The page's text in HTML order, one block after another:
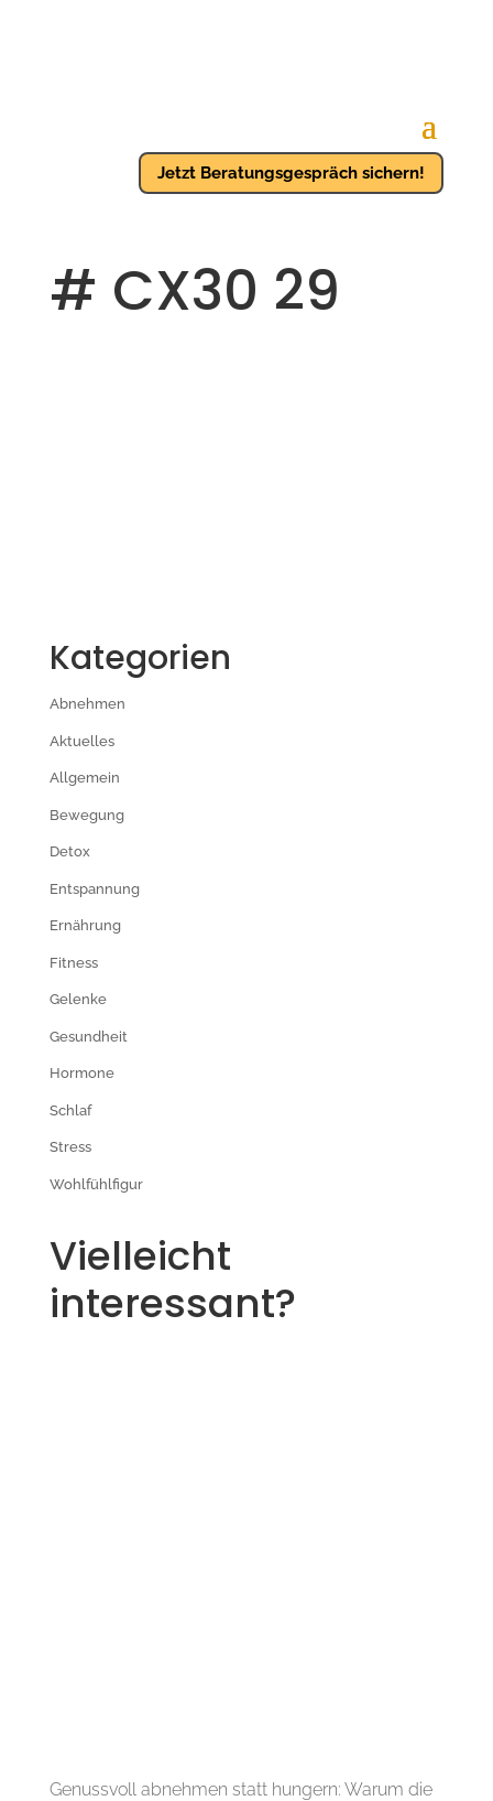
Jetzt Beratungsgespräch sichern!
# CX30 29
Kategorien
Abnehmen
Aktuelles
Allgemein
Bewegung
Detox
Entspannung
Ernährung
Fitness
Gelenke
Gesundheit
Hormone
Schlaf
Stress
Wohlfühlfigur
Vielleicht
interessant?
Genussvoll abnehmen statt hungern: Warum die